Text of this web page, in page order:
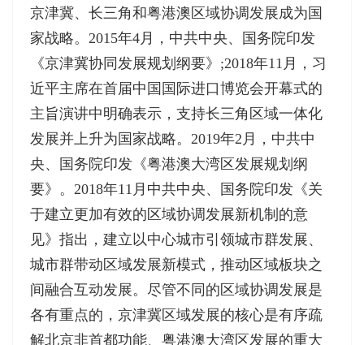
京津冀、长三角和粤港澳区域协调发展成为国
家战略。2015年4月，中共中央、国务院印发
《京津冀协同发展规划纲要》;2018年11月，习
近平主席在首届中国国际进口博览会开幕式的
主旨演讲中明确表示，支持长三角区域一体化
发展并上升为国家战略。2019年2月，中共中
央、国务院印发《粤港澳大湾区发展规划纲
要》。2018年11月中共中央、国务院印发《关
于建立更加有效的区域协调发展新机制的意
见》指出，建立以中心城市引领城市群发展、
城市群带动区域发展新模式，推动区域板块之
间融合互动发展。尽管不同的区域协调发展是
各有重点的，京津冀区域发展的核心是有序疏
解北京非首都功能、粤港澳大湾区发展的重大